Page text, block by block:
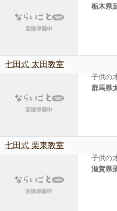
栃木県
七田式 太田教室
子供の
群馬県
七田式 栗東教室
子供の
滋賀県